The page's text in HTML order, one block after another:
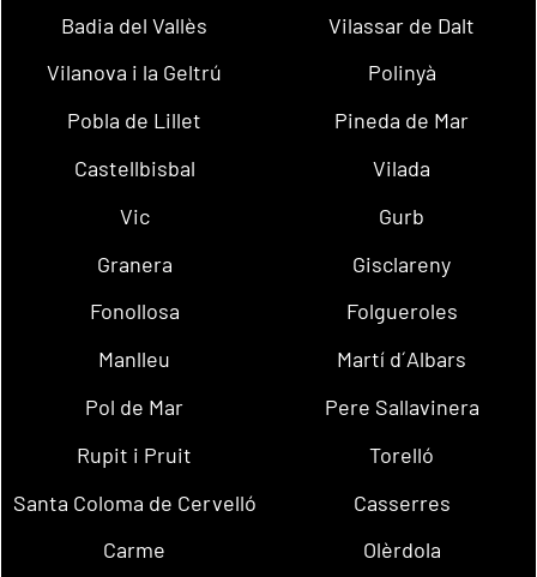
Badia del Vallès
Vilassar de Dalt
Vilanova i la Geltrú
Polinyà
Pobla de Lillet
Pineda de Mar
Castellbisbal
Vilada
Vic
Gurb
Granera
Gisclareny
Fonollosa
Folgueroles
Manlleu
Martí d´Albars
Pol de Mar
Pere Sallavinera
Rupit i Pruit
Torelló
Santa Coloma de Cervelló
Casserres
Carme
Olèrdola